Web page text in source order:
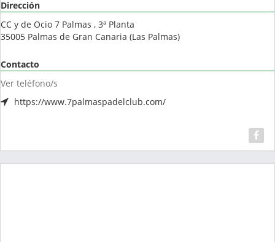
Dirección
CC y de Ocio 7 Palmas , 3ª Planta
35005 Palmas de Gran Canaria (Las Palmas)
Contacto
Ver teléfono/s
https://www.7palmaspadelclub.com/